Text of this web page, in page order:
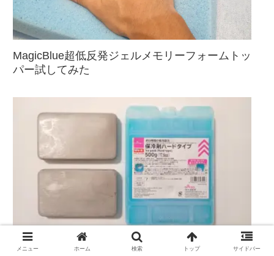
MagicBlue超低反発ジェルメモリーフォームトッ
パー試してみた
アマゾンでも爆売れの「ステンレス保冷剤」を
メニュー ホーム 検索 トップ サイドバー